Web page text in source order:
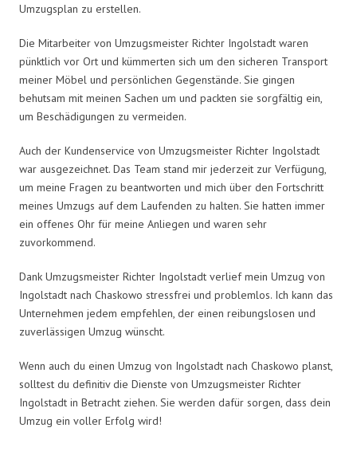
Umzugsplan zu erstellen.
Die Mitarbeiter von Umzugsmeister Richter Ingolstadt waren
pünktlich vor Ort und kümmerten sich um den sicheren Transport
meiner Möbel und persönlichen Gegenstände. Sie gingen
behutsam mit meinen Sachen um und packten sie sorgfältig ein,
um Beschädigungen zu vermeiden.
Auch der Kundenservice von Umzugsmeister Richter Ingolstadt
war ausgezeichnet. Das Team stand mir jederzeit zur Verfügung,
um meine Fragen zu beantworten und mich über den Fortschritt
meines Umzugs auf dem Laufenden zu halten. Sie hatten immer
ein offenes Ohr für meine Anliegen und waren sehr
zuvorkommend.
Dank Umzugsmeister Richter Ingolstadt verlief mein Umzug von
Ingolstadt nach Chaskowo stressfrei und problemlos. Ich kann das
Unternehmen jedem empfehlen, der einen reibungslosen und
zuverlässigen Umzug wünscht.
Wenn auch du einen Umzug von Ingolstadt nach Chaskowo planst,
solltest du definitiv die Dienste von Umzugsmeister Richter
Ingolstadt in Betracht ziehen. Sie werden dafür sorgen, dass dein
Umzug ein voller Erfolg wird!